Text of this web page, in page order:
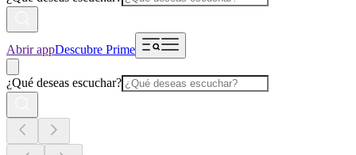
Abrir appDescubre Prime
¿Qué deseas escuchar?